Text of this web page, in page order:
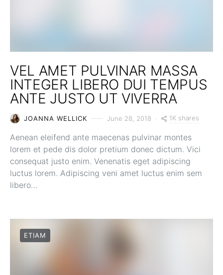
VEL AMET PULVINAR MASSA
INTEGER LIBERO DUI TEMPUS
ANTE JUSTO UT VIVERRA
JOANNA WELLICK June 28, 2018 1K shares
Aenean eleifend ante maecenas pulvinar montes
lorem et pede dis dolor pretium donec dictum. Vici
consequat justo enim. Venenatis eget adipiscing
luctus lorem. Adipiscing veni amet luctus enim sem
libero…
ETIAM